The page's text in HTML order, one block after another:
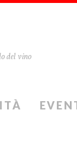
del vino